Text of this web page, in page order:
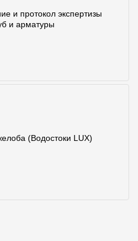
и протокол экспертизы
и арматуры
(Водостоки LUX)